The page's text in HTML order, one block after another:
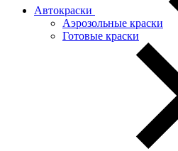
Автокраски
Аэрозольные краски
Готовые краски